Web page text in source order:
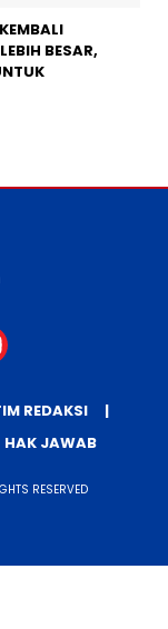
BESAR,
REDAKSI
HAK JAWAB
RESERVED